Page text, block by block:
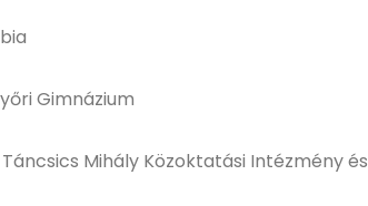
Gimnázium
Táncsics Mihály Közoktatási Intézmény és